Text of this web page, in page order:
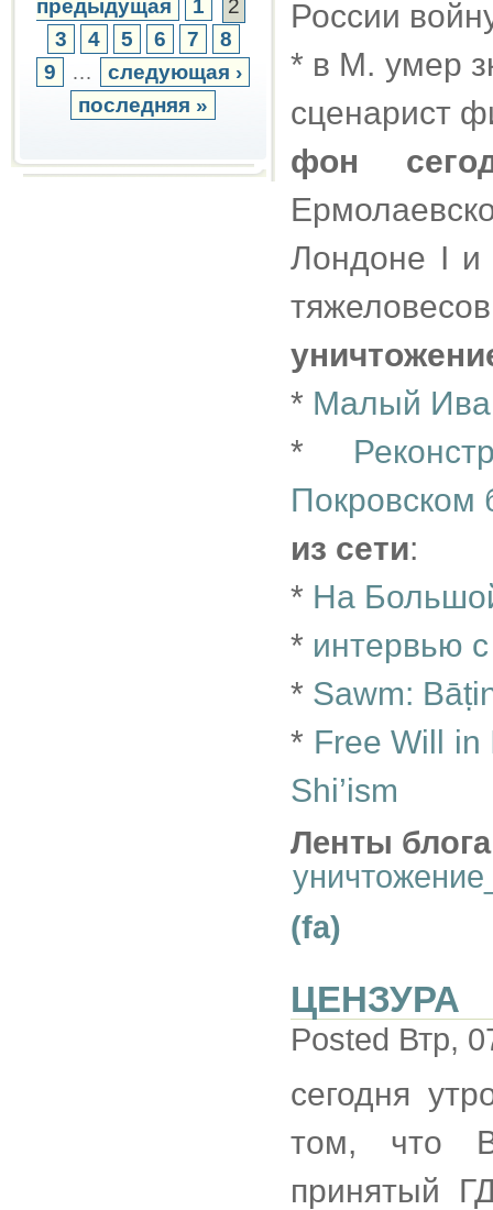
предыдущая 1
2
3
4 5 6 7
8
9
…
следующая ›
последняя »
России
* в М. умер
сценарист
фон
Лондоне I и
* Малый
*
Покровском
из сети:
* На
* интервью
* Sawm:
* Free Will in
Shi’ism
Ленты
(fa)
ЦЕНЗУРА
Posted Втр,
сегодня
том, что
принятый